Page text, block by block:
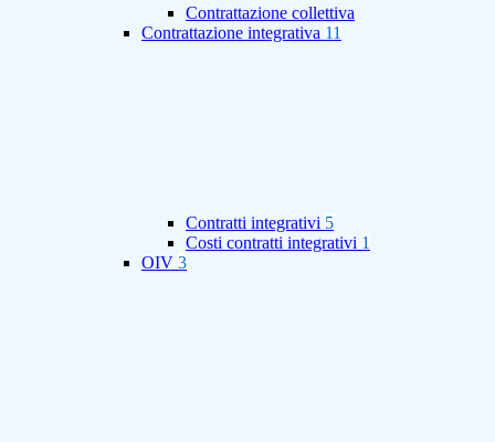
Contrattazione collettiva
Contrattazione integrativa 11
Contratti integrativi 5
Costi contratti integrativi 1
OIV 3